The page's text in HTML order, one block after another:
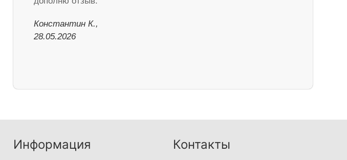
Константин К.,
28.05.2026
Информация Контакты